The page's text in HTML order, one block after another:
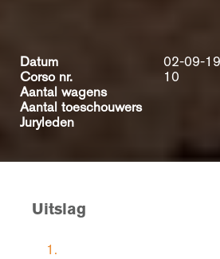
Datum
02-09-
Corso nr.
10
Aantal wagens
Aantal toeschouwers
Juryleden
Uitslag
1.